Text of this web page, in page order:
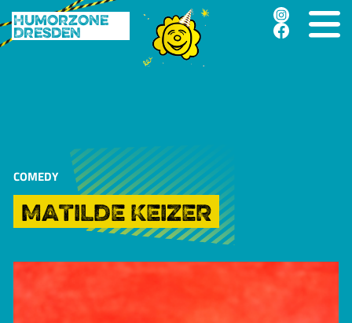
Humorzone
Dresden
COMEDY
MATILDE KEIZER